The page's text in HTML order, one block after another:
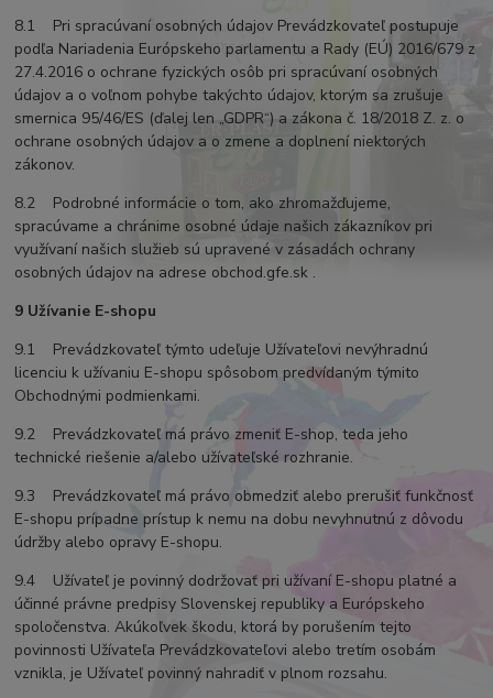
8.1 Pri spracúvaní osobných údajov Prevádzkovateľ postupuje
podľa Nariadenia Európskeho parlamentu a Rady (EÚ) 2016/679 z
27.4.2016 o ochrane fyzických osôb pri spracúvaní osobných
údajov a o voľnom pohybe takýchto údajov, ktorým sa zrušuje
smernica 95/46/ES (ďalej len „GDPR“) a zákona č. 18/2018 Z. z. o
ochrane osobných údajov a o zmene a doplnení niektorých
zákonov.
8.2 Podrobné informácie o tom, ako zhromažďujeme,
spracúvame a chránime osobné údaje našich zákazníkov pri
využívaní našich služieb sú upravené v zásadách ochrany
osobných údajov na adrese obchod.gfe.sk .
9 Užívanie E-shopu
9.1 Prevádzkovateľ týmto udeľuje Užívateľovi nevýhradnú
licenciu k užívaniu E-shopu spôsobom predvídaným týmito
Obchodnými podmienkami.
9.2 Prevádzkovateľ má právo zmeniť E-shop, teda jeho
technické riešenie a/alebo užívateľské rozhranie.
9.3 Prevádzkovateľ má právo obmedziť alebo prerušiť funkčnosť
E-shopu prípadne prístup k nemu na dobu nevyhnutnú z dôvodu
údržby alebo opravy E-shopu.
9.4 Užívateľ je povinný dodržovať pri užívaní E-shopu platné a
účinné právne predpisy Slovenskej republiky a Európskeho
spoločenstva. Akúkoľvek škodu, ktorá by porušením tejto
povinnosti Užívateľa Prevádzkovateľovi alebo tretím osobám
vznikla, je Užívateľ povinný nahradiť v plnom rozsahu.